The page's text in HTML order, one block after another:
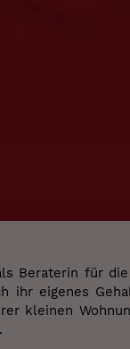
Beraterin für
eigenes
kleinen